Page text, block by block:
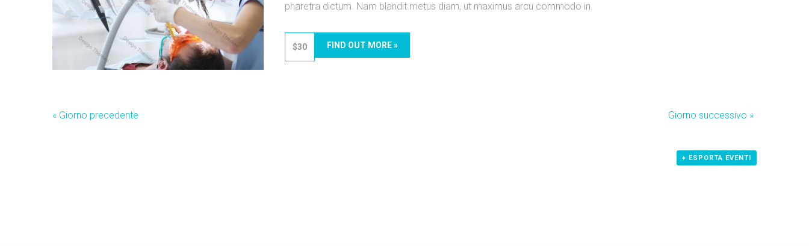
pharetra dictum. Nam blandit metus diam, ut maximus arcu commodo in.
$30 FIND OUT MORE »
« Giorno precedente Giorno successivo »
+ ESPORTA EVENTI